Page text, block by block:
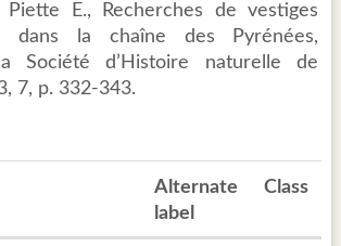
Piette E., Recherches de vestiges
dans la chaîne des Pyrénées,
Société d’Histoire naturelle de
7, p. 332-343.
Alternate
label
Class